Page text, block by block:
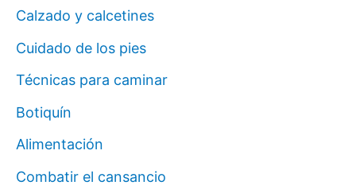
Calzado y calcetines
Cuidado de los pies
Técnicas para caminar
Botiquín
Alimentación
Combatir el cansancio